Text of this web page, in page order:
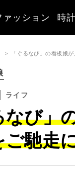
ァッション 時計
「ぐるなび」の看板娘
ライフ
なび」
ご馳走